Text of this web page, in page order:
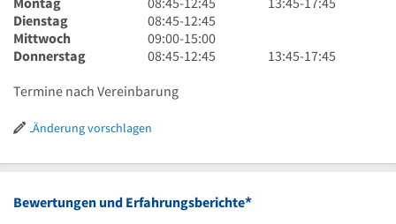
Uhr
45
bis
Uhr
bis
Dienstag
8
Uhr
45
12
45
08:45-12:45
Mittwoch
9
Uhr
15
09:00-15:00
Donnerstag
8
45
12
45
08:45-12:45
13
45
13:45-17:45
Termine nach Vereinbarung
Änderung vorschlagen
Bewertungen und Erfahrungsberichte*